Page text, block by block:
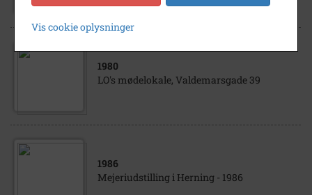
1980
LO's mødelokale, Valdemarsgade 39
1986
Mejeriudstilling i Herning - 1986
Vis cookie oplysninger